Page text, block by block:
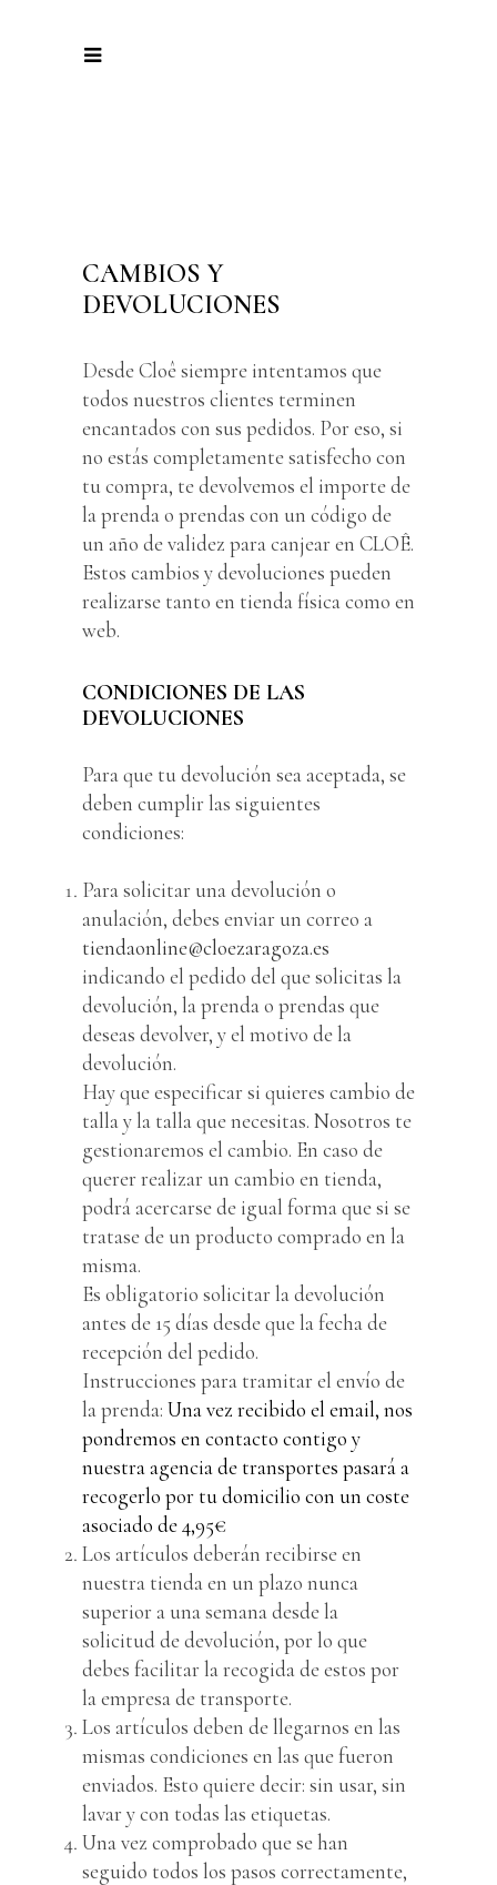
CAMBIOS Y
DEVOLUCIONES
Desde Cloê siempre intentamos que
todos nuestros clientes terminen
encantados con sus pedidos. Por eso, si
no estás completamente satisfecho con
tu compra, te devolvemos el importe de
la prenda o prendas con un código de
un año de validez para canjear en CLOÊ.
Estos cambios y devoluciones pueden
realizarse tanto en tienda física como en
web.
CONDICIONES DE LAS
DEVOLUCIONES
Para que tu devolución sea aceptada, se
deben cumplir las siguientes
condiciones:
Para solicitar una devolución o
anulación, debes enviar un correo a
tiendaonline@cloezaragoza.es
indicando el pedido del que solicitas la
devolución, la prenda o prendas que
deseas devolver, y el motivo de la
devolución.
Hay que especificar si quieres cambio de
talla y la talla que necesitas. Nosotros te
gestionaremos el cambio. En caso de
querer realizar un cambio en tienda,
podrá acercarse de igual forma que si se
tratase de un producto comprado en la
misma.
Es obligatorio solicitar la devolución
antes de 15 días desde que la fecha de
recepción del pedido.
Instrucciones para tramitar el envío de
la prenda: Una vez recibido el email, nos
pondremos en contacto contigo y
nuestra agencia de transportes pasará a
recogerlo por tu domicilio con un coste
asociado de 4,95€
Los artículos deberán recibirse en
nuestra tienda en un plazo nunca
superior a una semana desde la
solicitud de devolución, por lo que
debes facilitar la recogida de estos por
la empresa de transporte.
Los artículos deben de llegarnos en las
mismas condiciones en las que fueron
enviados. Esto quiere decir: sin usar, sin
lavar y con todas las etiquetas.
Una vez comprobado que se han
seguido todos los pasos correctamente,